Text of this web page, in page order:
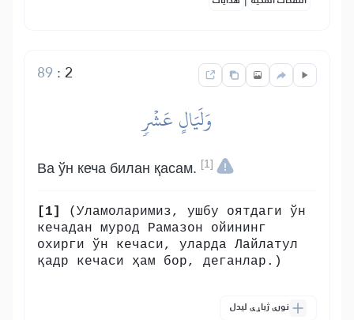
2
:
89
وَلَيَالٍ عَشۡرٖ
Ва ўн кеча билан қасам. [1]
[1]
(Уламоларимиз, ушбу оятдаги ўн
кечадан мурод Рамазон ойининг
охирги ўн кечаси, уларда Лайлатул
қадр кечаси ҳам бор, деганлар.)
نورې ژباړې لیدل